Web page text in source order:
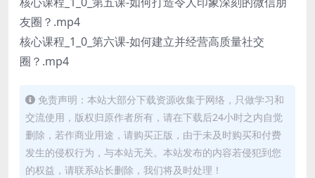
友圈？.mp4
核心课程_1_0_第六课-如何建立并经营高质量社交
圈？.mp4
免责声明：本站大部分下载资源收集于网络，只做学习和
交流使用，版权归原作者所有，请在下载后24小时之内自觉
删除，若作商业用途，请购买正版，由于未及时购买和付费
发生的侵权行为，与本站无关。本站发布的内容若侵犯到您
的权益，请联系站长删除，我们将及时处理！